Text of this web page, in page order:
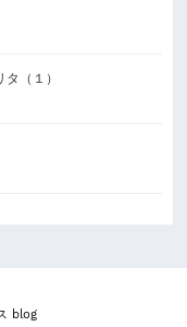
（１）
blog